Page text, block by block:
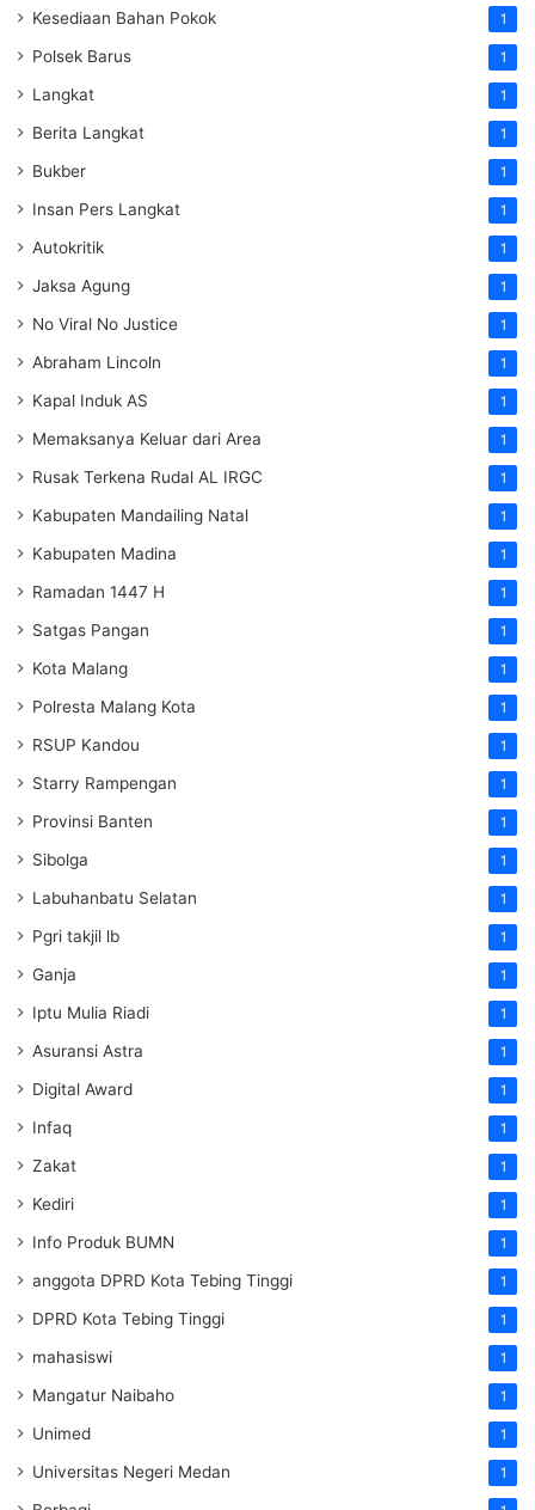
Kesediaan Bahan Pokok 1
Polsek Barus 1
Langkat 1
Berita Langkat 1
Bukber 1
Insan Pers Langkat 1
Autokritik 1
Jaksa Agung 1
No Viral No Justice 1
Abraham Lincoln 1
Kapal Induk AS 1
Memaksanya Keluar dari Area 1
Rusak Terkena Rudal AL IRGC 1
Kabupaten Mandailing Natal 1
Kabupaten Madina 1
Ramadan 1447 H 1
Satgas Pangan 1
Kota Malang 1
Polresta Malang Kota 1
RSUP Kandou 1
Starry Rampengan 1
Provinsi Banten 1
Sibolga 1
Labuhanbatu Selatan 1
Pgri takjil lb 1
Ganja 1
Iptu Mulia Riadi 1
Asuransi Astra 1
Digital Award 1
Infaq 1
Zakat 1
Kediri 1
Info Produk BUMN 1
anggota DPRD Kota Tebing Tinggi 1
DPRD Kota Tebing Tinggi 1
mahasiswi 1
Mangatur Naibaho 1
Unimed 1
Universitas Negeri Medan 1